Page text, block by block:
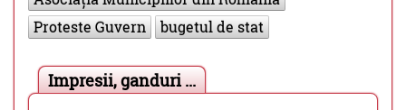
Proteste Guvern
bugetul de stat
Impresii, ganduri ...